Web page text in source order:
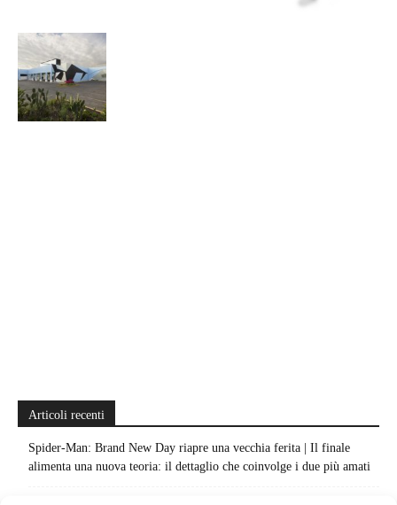
Articoli recenti
Spider-Man: Brand New Day riapre una vecchia ferita | Il finale
alimenta una nuova teoria: il dettaglio che coinvolge i due più amati